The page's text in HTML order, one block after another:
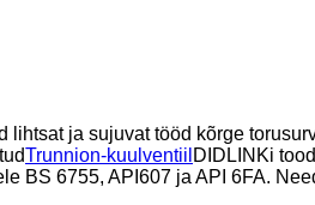
ja sujuvat tööd kõrge
Trunnion-kuulventiil DIDLINKi
BS 6755, API607 ja API 6FA.